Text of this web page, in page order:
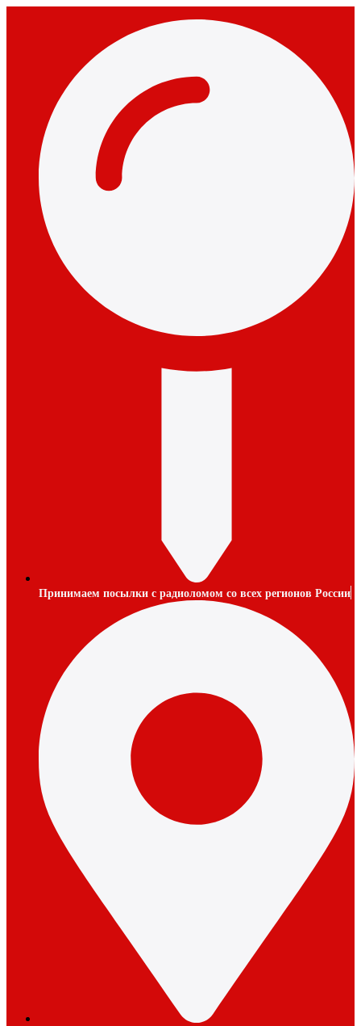
Принимаем посылки с радиоломом со всех регионов России